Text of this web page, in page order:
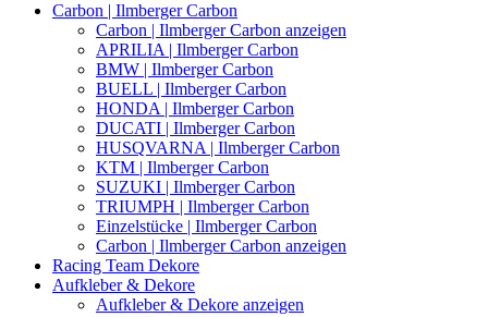
Carbon | Ilmberger Carbon
Carbon | Ilmberger Carbon anzeigen
APRILIA | Ilmberger Carbon
BMW | Ilmberger Carbon
BUELL | Ilmberger Carbon
HONDA | Ilmberger Carbon
DUCATI | Ilmberger Carbon
HUSQVARNA | Ilmberger Carbon
KTM | Ilmberger Carbon
SUZUKI | Ilmberger Carbon
TRIUMPH | Ilmberger Carbon
Einzelstücke | Ilmberger Carbon
Carbon | Ilmberger Carbon anzeigen
Racing Team Dekore
Aufkleber & Dekore
Aufkleber & Dekore anzeigen